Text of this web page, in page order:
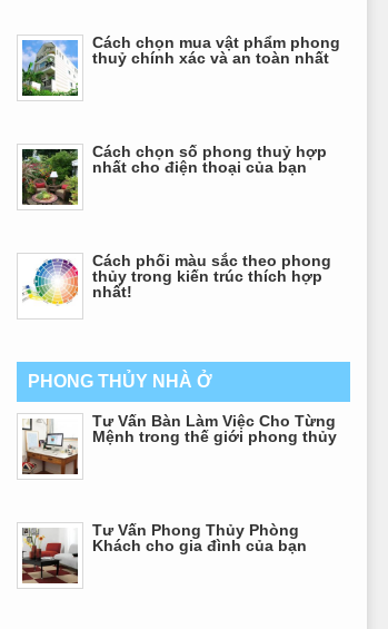
Cách chọn mua vật phẩm phong
thuỷ chính xác và an toàn nhất
Cách chọn số phong thuỷ hợp
nhất cho điện thoại của bạn
Cách phối màu sắc theo phong
thủy trong kiến trúc thích hợp
nhất!
PHONG THỦY NHÀ Ở
Tư Vấn Bàn Làm Việc Cho Từng
Mệnh trong thế giới phong thủy
Tư Vấn Phong Thủy Phòng
Khách cho gia đình của bạn